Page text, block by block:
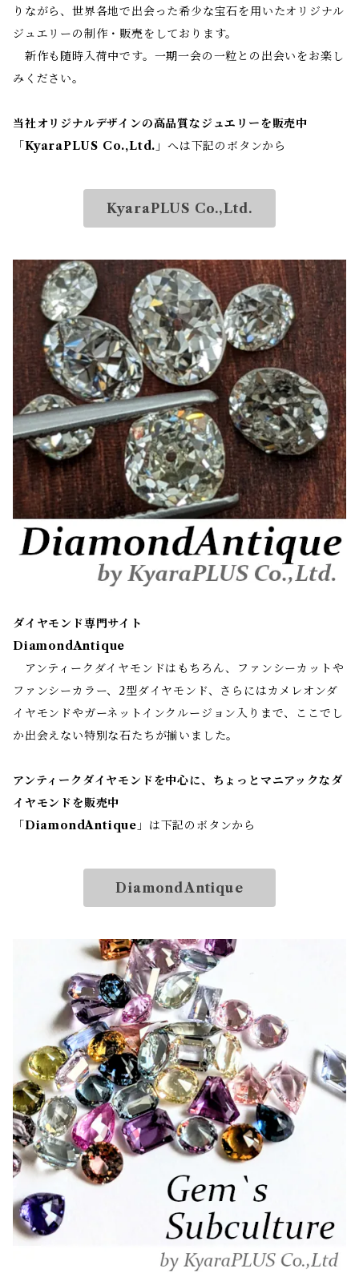
りながら、世界各地で出会った希少な宝石を用いたオリジナル
ジュエリーの制作・販売をしております。
新作も随時入荷中です。一期一会の一粒との出会いをお楽し
みください。
当社オリジナルデザインの高品質なジュエリーを販売中
「KyaraPLUS Co.,Ltd. 」へは下記のボタンから
KyaraPLUS Co.,Ltd.
ダイヤモンド専門サイト
DiamondAntique
アンティークダイヤモンドはもちろん、ファンシーカットや
ファンシーカラー、2型ダイヤモンド、さらにはカメレオンダ
イヤモンドやガーネットインクルージョン入りまで、ここでし
か出会えない特別な石たちが揃いました。
アンティークダイヤモンドを中心に、ちょっとマニアックなダ
イヤモンドを販売中
「DiamondAntique 」は下記のボタンから
DiamondAntique